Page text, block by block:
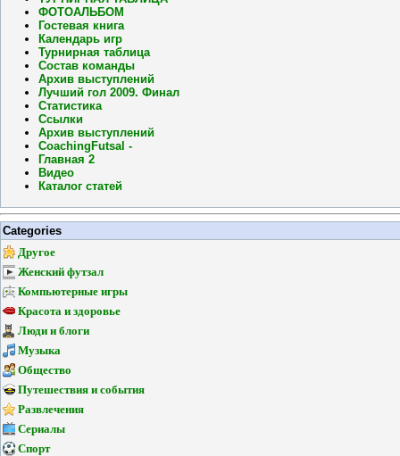
ФОТОАЛЬБОМ
Гостевая книга
Календарь игр
Турнирная таблица
Состав команды
Архив выступлений
Лучший гол 2009. Финал
Статистика
Ссылки
Архив выступлений
CoachingFutsal -
Главная 2
Видео
Каталог статей
Categories
Другое
Женский футзал
Компьютерные игры
Красота и здоровье
Люди и блоги
Музыка
Общество
Путешествия и события
Развлечения
Сериалы
Спорт